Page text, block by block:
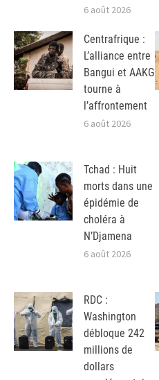
6 août 2026
Centrafrique :
L’alliance entre
Bangui et AAKG
tourne à
l’affrontement
6 août 2026
Tchad : Huit
morts dans une
épidémie de
choléra à
N’Djamena
6 août 2026
RDC :
Washington
débloque 242
millions de
dollars